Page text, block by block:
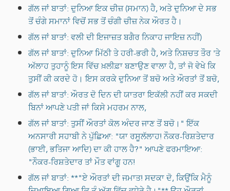
ਗੱਲ ਜਾਂ ਬਾਤਾਂ: ਦੁਨਿਆ ਇਕ ਚੀਜ਼ (ਸਮਾਨ) ਹੈ, ਅਤੇ ਦੁਨਿਆ ਦੇ ਸਭ
ਤੋਂ ਚੰਗੇ ਸਮਾਨਾਂ ਵਿਚੋਂ ਸਭ ਤੋਂ ਚੰਗੀ ਚੀਜ਼ ਨੇਕ ਔਰਤ ਹੈ।
ਗੱਲ ਜਾਂ ਬਾਤਾਂ: ਵਲੀ ਦੀ ਇਜਾਜ਼ਤ ਬਗੈਰ ਨਿਕਾਹ ਜਾਇਜ਼ ਨਹੀਂ)
ਗੱਲ ਜਾਂ ਬਾਤਾਂ: ਦੁਨਿਆ ਮਿੱਠੀ ਤੇ ਹਰੀ-ਭਰੀ ਹੈ, ਅਤੇ ਨਿਸ਼ਚਤ ਤੌਰ 'ਤੇ
ਅੱਲਾਹ ਤੁਹਾਨੂੰ ਇਸ ਵਿੱਚ ਖ਼ਲੀਫ਼ਾ ਬਣਾਉਣ ਵਾਲਾ ਹੈ, ਤਾਂ ਜੋ ਵੇਖੇ ਕਿ
ਤੁਸੀਂ ਕੀ ਕਰਦੇ ਹੋ। ਇਸ ਕਰਕੇ ਦੁਨਿਆ ਤੋਂ ਬਚੋ ਅਤੇ ਔਰਤਾਂ ਤੋਂ ਬਚੋ,
ਗੱਲ ਜਾਂ ਬਾਤਾਂ: ਔਰਤ ਦੋ ਦਿਨ ਦੀ ਯਾਤਰਾ ਇਕੱਲੀ ਨਹੀਂ ਕਰ ਸਕਦੀ
ਬਿਨਾਂ ਆਪਣੇ ਪਤੀ ਜਾਂ ਕਿਸੇ ਮਹਰਮ ਨਾਲ,
ਗੱਲ ਜਾਂ ਬਾਤਾਂ: ਤੁਸੀਂ ਔਰਤਾਂ ਕੋਲ ਅੰਦਰ ਜਾਣ ਤੋਂ ਬਚੋ।" ਇੱਕ
ਅਨਸਾਰੀ ਸਹਾਬੀ ਨੇ ਪੁੱਛਿਆ: "ਯਾ ਰਸੂਲੱਲਾਹ! ਨੌਕਰ-ਰਿਸ਼ਤੇਦਾਰ
(ਭਾਈ, ਭਤਿਜਾ ਆਦਿ) ਦਾ ਕੀ ਹਾਲ ਹੈ?" ਆਪਣੇ ਫਰਮਾਇਆ:
"ਨੌਕਰ-ਰਿਸ਼ਤੇਦਾਰ ਤਾਂ ਮੌਤ ਵਾਂਗੂ ਹਨ!
ਗੱਲ ਜਾਂ ਬਾਤਾਂ: **"ਏ ਔਰਤਾਂ ਦੀ ਜਮਾਤ! ਸਦਕਾ ਦੋ, ਕਿਉਂਕਿ ਮੈਨੂੰ